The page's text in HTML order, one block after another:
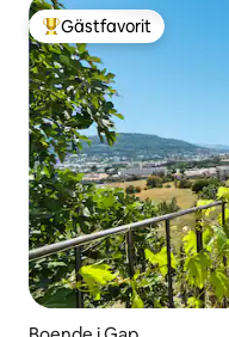
Populär gästfavorit
Gästfavorit